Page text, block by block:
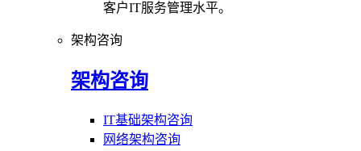
客户IT服务管理水平。
架构咨询
架构咨询
IT基础架构咨询
网络架构咨询